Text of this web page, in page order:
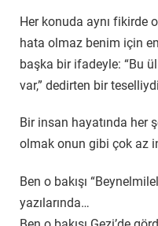
Her konuda aynı fikirde
hata olmaz benim için
başka bir ifadeyle: “Bu
var,” dedirten bir
Bir insan hayatında her
olmak onun gibi çok az
Ben o bakışı
yazılarında…